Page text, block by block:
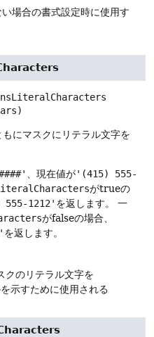
場合の書式設定時に使用す
にマスクにリテラル文字を
、現在値が'(415) 555-
がtrueの
1212' を返します。
一
がfalseの場合、
を返します。
クのリテラル文字を
示すために使用される